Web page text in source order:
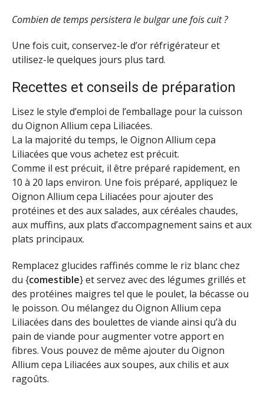
Combien de temps persistera le bulgar une fois cuit ?
Une fois cuit, conservez-le d’or réfrigérateur et
utilisez-le quelques jours plus tard.
Recettes et conseils de préparation
Lisez le style d’emploi de l’emballage pour la cuisson
du Oignon Allium cepa Liliacées.
La la majorité du temps, le Oignon Allium cepa
Liliacées que vous achetez est précuit.
Comme il est précuit, il être préparé rapidement, en
10 à 20 laps environ. Une fois préparé, appliquez le
Oignon Allium cepa Liliacées pour ajouter des
protéines et des aux salades, aux céréales chaudes,
aux muffins, aux plats d’accompagnement sains et aux
plats principaux.
Remplacez glucides raffinés comme le riz blanc chez
du {comestible} et servez avec des légumes grillés et
des protéines maigres tel que le poulet, la bécasse ou
le poisson. Ou mélangez du Oignon Allium cepa
Liliacées dans des boulettes de viande ainsi qu’à du
pain de viande pour augmenter votre apport en
fibres. Vous pouvez de même ajouter du Oignon
Allium cepa Liliacées aux soupes, aux chilis et aux
ragoûts.